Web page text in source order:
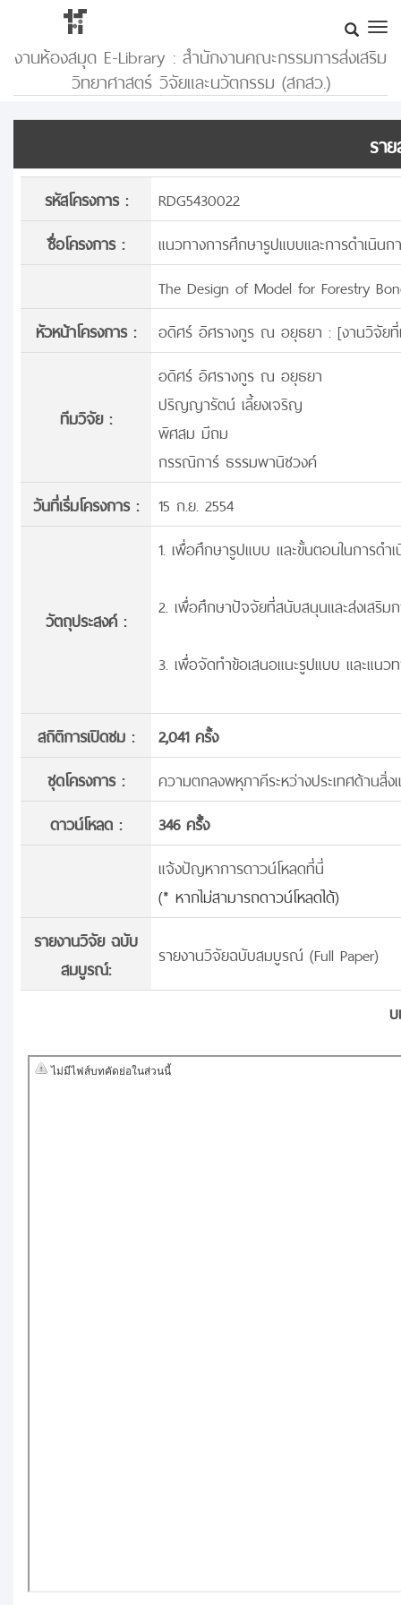
งานห้องสมุด E-Library : สำนักงานคณะกรรมการส่งเสริม
วิทยาศาสตร์ วิจัยและนวัตกรรม (สกสว.)
รา
รหัสโครงการ :
RDG5430022
ชื่อโครงการ :
แนวทางการศึกษารูปแบบและการดำเนิน
The Design of Model for Forestry
หัวหน้าโครงการ :
อดิศร์ อิศรางกูร ณ อยุธยา : [งานวิจัย
ทีมวิจัย :
อดิศร์ อิศรางกูร ณ อยุธยา
ปริญญารัตน์ เลี้ยงเจริญ
พิศสม มีถม
กรรณิการ์ ธรรมพานิชวงค์
วันที่เริ่มโครงการ :
15 ก.ย. 2554
วัตถุประสงค์ :
1. เพื่อศึกษารูปแบบ และขั้นตอนในการดำ
2. เพื่อศึกษาปัจจัยที่สนับสนุนและส่งเสริม
3. เพื่อจัดทำข้อเสนอแนะรูปแบบ และแนว
สถิติการเปิดชม :
2,041 ครั้ง
ชุดโครงการ :
ความตกลงพหุภาคีระหว่างประเทศด้านสิ่
ดาวน์โหลด :
346 ครั้้ง
แจ้งปัญหาการดาวน์โหลดที่นี่
(* หากไม่สามารถดาวน์โหลดได้)
รายงานวิจัย ฉบับ
สมบูรณ์:
รายงานวิจัยฉบับสมบูรณ์ (Full Paper)